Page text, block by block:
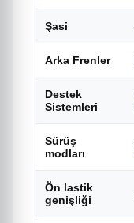
Şasi
Arka Frenler
Destek
Sistemleri
Sürüş
modları
Ön lastik
genişliği